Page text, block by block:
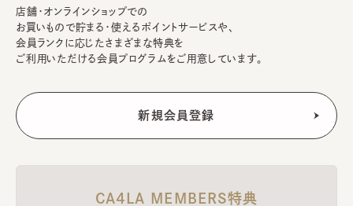
店舗・オンラインショップでの
お買いもので貯まる・使えるポイントサービスや、
会員ランクに応じたさまざまな特典を
ご利用いただける会員プログラムをご用意しています。
CA4LA MEMBERS特典